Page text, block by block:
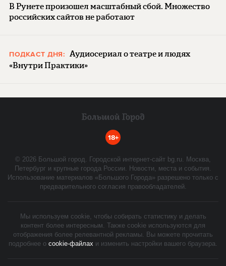
В Рунете произошел масштабный сбой. Множество
российских сайтов не работают
ПОДКАСТ ДНЯ: Аудиосериал о театре и людях
«Внутри Практики»
18+
© 2026 Большой город. Городской интернет-сайт bg.ru. Москва,
Петербург и крупные города России. Новости, места и события.
Использование материалов «Большого Города» разрешено только с
предварительного согласия правообладателей.
Мы используем cookie, чтобы собирать статистику и делать
контент более интересным. Также cookie используются для
отображения более релевантной рекламы. Вы можете прочитать
подробнее о cookie-файлах и изменить настройки вашего браузера.